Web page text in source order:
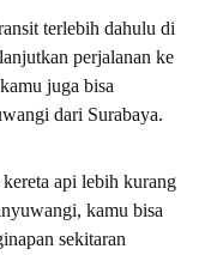
terlebih dahulu di
perjalanan ke
juga bisa
dari Surabaya.
api lebih kurang
kamu bisa
sekitaran